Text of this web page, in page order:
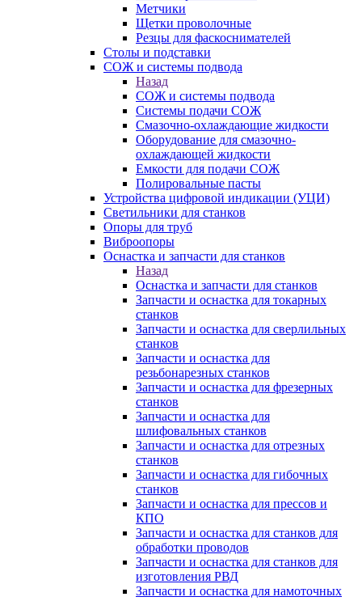
Метчики
Щетки проволочные
Резцы для фаскоснимателей
Столы и подставки
СОЖ и системы подвода
Назад
СОЖ и системы подвода
Системы подачи СОЖ
Смазочно-охлаждающие жидкости
Оборудование для смазочно-
охлаждающей жидкости
Емкости для подачи СОЖ
Полировальные пасты
Устройства цифровой индикации (УЦИ)
Светильники для станков
Опоры для труб
Виброопоры
Оснастка и запчасти для станков
Назад
Оснастка и запчасти для станков
Запчасти и оснастка для токарных
станков
Запчасти и оснастка для сверлильных
станков
Запчасти и оснастка для
резьбонарезных станков
Запчасти и оснастка для фрезерных
станков
Запчасти и оснастка для
шлифовальных станков
Запчасти и оснастка для отрезных
станков
Запчасти и оснастка для гибочных
станков
Запчасти и оснастка для прессов и
КПО
Запчасти и оснастка для станков для
обработки проводов
Запчасти и оснастка для станков для
изготовления РВД
Запчасти и оснастка для намоточных